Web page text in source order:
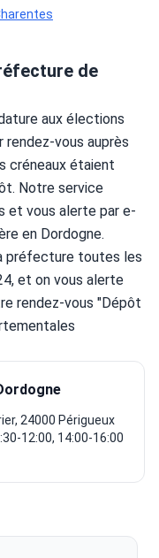
de
aux élections
vous auprès
créneaux étaient
Notre service
et vous alerte par e-
en Dordogne.
préfecture toutes les
et on vous alerte
rendez-vous "Dépôt
24000 Périgueux
12:00, 14:00-16:00